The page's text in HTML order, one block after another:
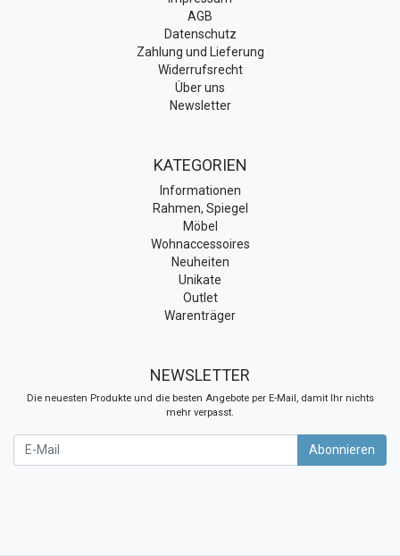
AGB
Datenschutz
Zahlung und Lieferung
Widerrufsrecht
Über uns
Newsletter
KATEGORIEN
Informationen
Rahmen, Spiegel
Möbel
Wohnaccessoires
Neuheiten
Unikate
Outlet
Warenträger
NEWSLETTER
Die neuesten Produkte und die besten Angebote per E-Mail, damit Ihr nichts
mehr verpasst.
Abonnieren